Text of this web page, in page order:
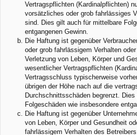
Vertragspflichten (Kardinalpflichten)
vorsätzliches oder grob fahrlässiges
sind. Dies gilt auch für mittelbare
entgangenen Gewinn.
Die Haftung ist gegenüber
oder grob fahrlässigem Verhalten
Verletzung von Leben, Körper und
wesentlicher Vertragspflichten
Vertragsschluss typischerweise
übrigen der Höhe nach auf die
Durchschnittsschäden begrenzt.
Folgeschäden wie insbesondere
Die Haftung ist gegenüber
von Leben, Körper und Gesundheit
fahrlässigem Verhalten des